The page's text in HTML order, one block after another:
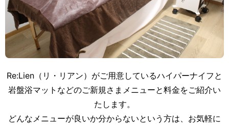
Re:Lien（リ・リアン）がご用意しているハイパーナイフと
岩盤浴マットなどのご新規さまメニューと料金をご紹介い
たします。
どんなメニューが良いか分からないという方は、お気軽に